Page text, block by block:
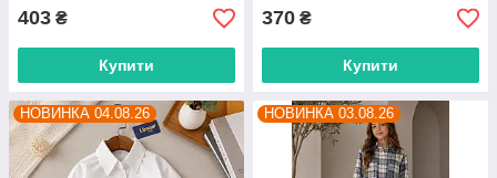
403 ₴
Купити
370 ₴
Купити
НОВИНКА 04.08.26 НОВИНКА 03.08.26